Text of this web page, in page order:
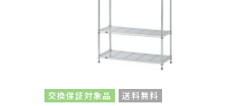
交換保証対象品
送料無料